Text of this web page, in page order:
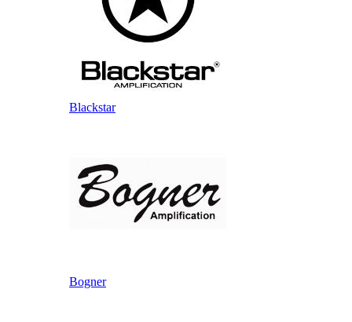
Blackstar
Bogner